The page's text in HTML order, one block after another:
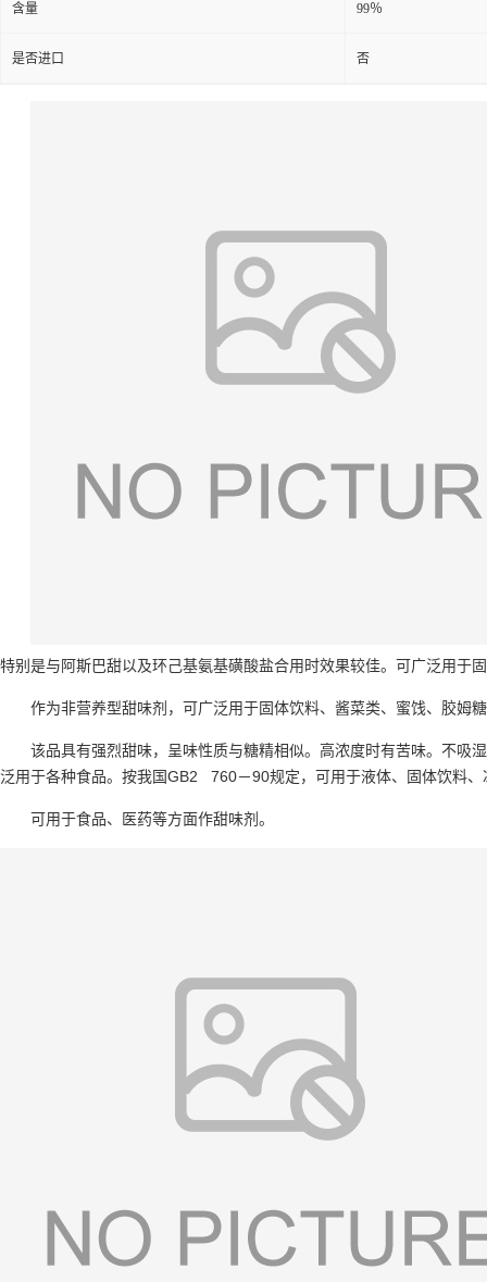
含量 99％
是否进口 否
特别是与阿斯巴甜以及环己基氨基磺酸盐合用时效果较佳。可广泛用于
作为非营养型甜味剂，可广泛用于固体饮料、酱菜类、蜜饯、胶姆
该品具有强烈甜味，呈味性质与糖精相似。高浓度时有苦味。不吸
泛用于各种食品。按我国GB2 760－90规定，可用于液体、固体饮料
可用于食品、医药等方面作甜味剂。